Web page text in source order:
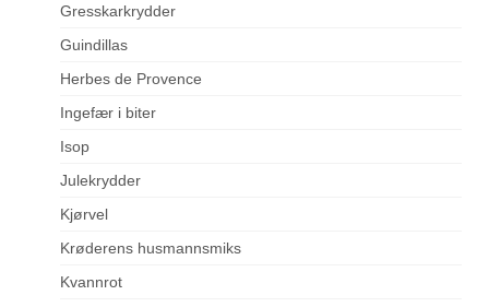
Gresskarkrydder
Guindillas
Herbes de Provence
Ingefær i biter
Isop
Julekrydder
Kjørvel
Krøderens husmannsmiks
Kvannrot